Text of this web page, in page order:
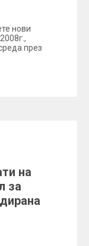
нови
през
на
за